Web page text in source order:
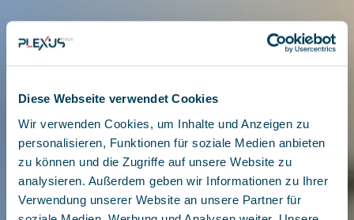
Diese Webseite verwendet Cookies
Wir verwenden Cookies, um Inhalte und Anzeigen zu
personalisieren, Funktionen für soziale Medien anbieten
zu können und die Zugriffe auf unsere Website zu
analysieren. Außerdem geben wir Informationen zu Ihrer
Verwendung unserer Website an unsere Partner für